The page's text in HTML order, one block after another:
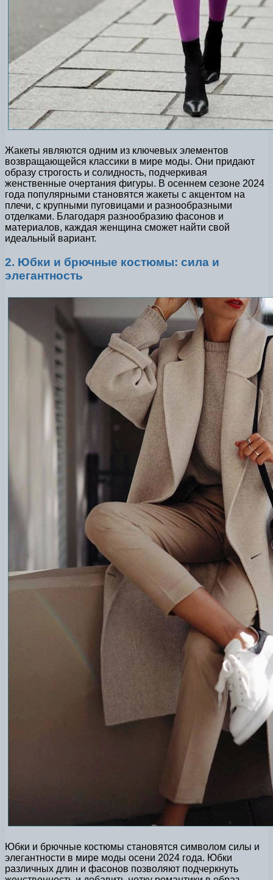
Жакеты являются одним из ключевых элементов
возвращающейся классики в мире моды. Они придают
образу строгость и солидность, подчеркивая
женственные очертания фигуры. В осеннем сезоне 2024
года популярными становятся жакеты с акцентом на
плечи, с крупными пуговицами и разнообразными
отделками. Благодаря разнообразию фасонов и
материалов, каждая женщина сможет найти свой
идеальный вариант.
2. Юбки и брючные костюмы: сила и
элегантность
Юбки и брючные костюмы становятся символом силы и
элегантности в мире моды осени 2024 года. Юбки
различных длин и фасонов позволяют подчеркнуть